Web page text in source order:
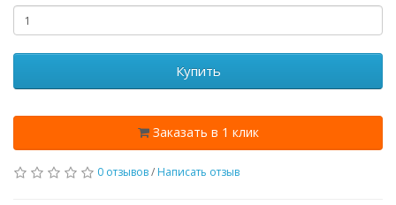
Купить
Заказать в 1 клик
0 отзывов/ Написать отзыв